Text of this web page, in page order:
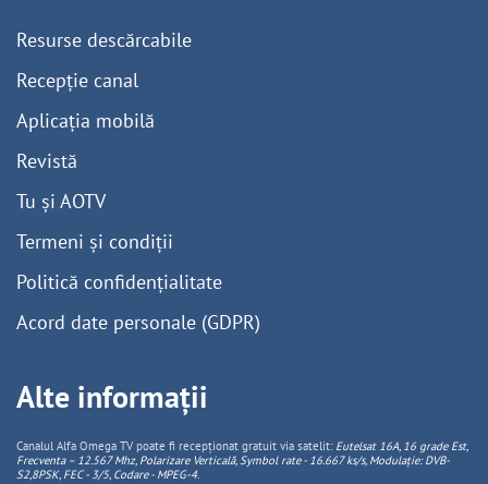
Resurse descărcabile
Recepție canal
Aplicația mobilă
Revistă
Tu și AOTV
Termeni și condiții
Politică confidențialitate
Acord date personale (GDPR)
Alte informații
Canalul Alfa Omega TV poate fi recepționat gratuit via satelit: Eutelsat 16A, 16 grade Est,
Frecventa – 12.567 Mhz, PolarizareVerticală, Symbol rate - 16.667 ks/s, Modulație: DVB-
S2,8PSK, FEC - 3/5, Codare - MPEG-4.